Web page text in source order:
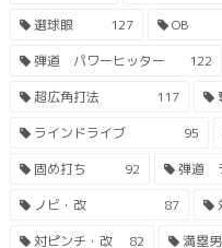
選球眼
127 OB
弾道 パワーヒッター
122
超広角打法
117
ラインドライブ
95
固め打ち
92 弾道
ノビ・改
87
対ピンチ・改
82 満塁男